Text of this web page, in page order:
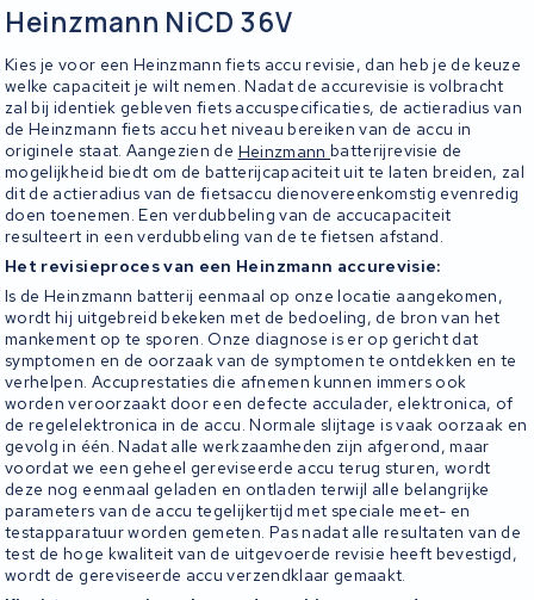
Heinzmann NiCD 36V
Kies je voor een Heinzmann fiets accu revisie, dan heb je de keuze
welke capaciteit je wilt nemen. Nadat de accurevisie is volbracht
zal bij identiek gebleven fiets accuspecificaties, de actieradius van
de Heinzmann fiets accu het niveau bereiken van de accu in
originele staat. Aangezien de Heinzmann batterijrevisie de
mogelijkheid biedt om de batterijcapaciteit uit te laten breiden, zal
dit de actieradius van de fietsaccu dienovereenkomstig evenredig
doen toenemen. Een verdubbeling van de accucapaciteit
resulteert in een verdubbeling van de te fietsen afstand.
Het revisieproces van een Heinzmann accurevisie:
Is de Heinzmann batterij eenmaal op onze locatie aangekomen,
wordt hij uitgebreid bekeken met de bedoeling, de bron van het
mankement op te sporen. Onze diagnose is er op gericht dat
symptomen en de oorzaak van de symptomen te ontdekken en te
verhelpen. Accuprestaties die afnemen kunnen immers ook
worden veroorzaakt door een defecte acculader, elektronica, of
de regelelektronica in de accu. Normale slijtage is vaak oorzaak en
gevolg in één. Nadat alle werkzaamheden zijn afgerond, maar
voordat we een geheel gereviseerde accu terug sturen, wordt
deze nog eenmaal geladen en ontladen terwijl alle belangrijke
parameters van de accu tegelijkertijd met speciale meet- en
testapparatuur worden gemeten. Pas nadat alle resultaten van de
test de hoge kwaliteit van de uitgevoerde revisie heeft bevestigd,
wordt de gereviseerde accu verzendklaar gemaakt.